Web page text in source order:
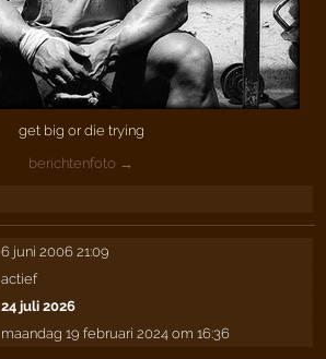
get big or die trying
berichtenfoto →
6 juni 2006 21:09
actief
24 juli 2026
maandag 19 februari 2024 om 16:36